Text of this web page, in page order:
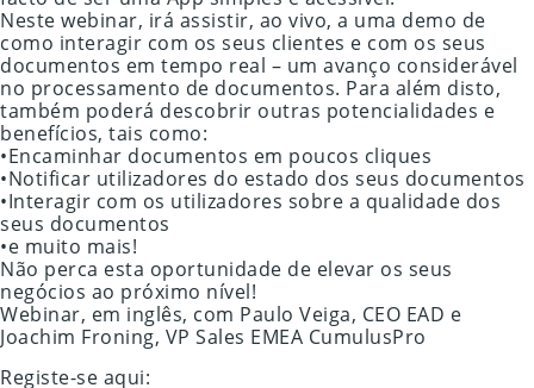
Neste webinar, irá assistir, ao vivo, a uma demo de
como interagir com os seus clientes e com os seus
documentos em tempo real – um avanço considerável
no processamento de documentos. Para além disto,
também poderá descobrir outras potencialidades e
benefícios, tais como:
•Encaminhar documentos em poucos cliques
•Notificar utilizadores do estado dos seus documentos
•Interagir com os utilizadores sobre a qualidade dos
seus documentos
•e muito mais!
Não perca esta oportunidade de elevar os seus
negócios ao próximo nível!
Webinar, em inglês, com Paulo Veiga, CEO EAD e
Joachim Froning, VP Sales EMEA CumulusPro
Registe-se aqui: